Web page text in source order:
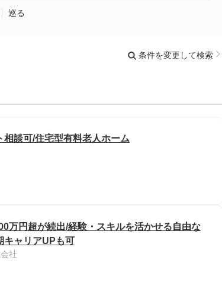
巡る
条件を変更して検索
相談可/住宅型有料老人ホーム
万円超が続出/経験・スキルを活かせる自由な
キャリアUPも可
社